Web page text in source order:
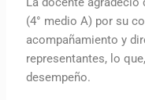
(4° medio A) por su
acompañamiento y
representantes, lo
desempeño.